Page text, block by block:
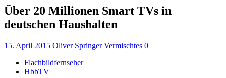
Über 20 Millionen Smart TVs in
deutschen Haushalten
15. April 2015 Oliver Springer Vermischtes 0
Flachbildfernseher
HbbTV